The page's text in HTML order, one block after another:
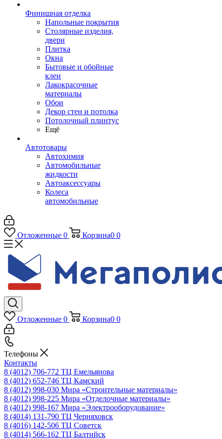
Финишная отделка
Напольные покрытия
Столярные изделия,
двери
Плитка
Окна
Бытовые и обойные
клеи
Лакокрасочные
материалы
Обои
Декор стен и потолка
Потолочный плинтус
Ещё
Автотовары
Автохимия
Автомобильные
жидкости
Автоаксессуары
Колеса
автомобильные
Отложенные 0 Корзина0 0
Отложенные 0 Корзина0 0
Телефоны
Контакты
8 (4012) 706-772 ТЦ Емельянова
8 (4012) 652-746 ТЦ Камский
8 (4012) 998-030 Мира «Строительные материалы»
8 (4012) 998-225 Мира «Отделочные материалы»
8 (4012) 998-167 Мира «Электрооборудование»
8 (4014) 131-790 ТЦ Черняховск
8 (4016) 142-506 ТЦ Советск
8 (4014) 566-162 ТЦ Балтийск